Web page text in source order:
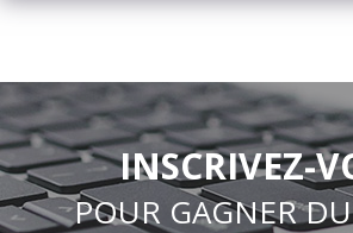
INSCRIVEZ-
POUR GAGNER